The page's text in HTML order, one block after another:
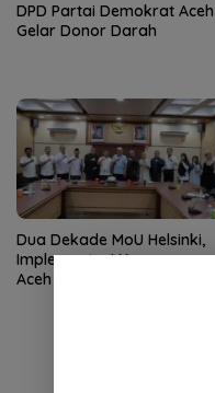
DPD Partai Demokrat Aceh
Gelar Donor Darah
Dua Dekade MoU Helsinki,
Implementasi Kewenangan
Aceh Masih Jadi Tantangan